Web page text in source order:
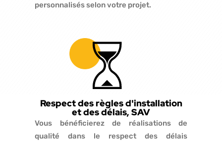
personnalisés selon votre projet.
Respect des règles d'installation
et des délais, SAV
Vous bénéficierez de réalisations de
qualité dans le respect des délais